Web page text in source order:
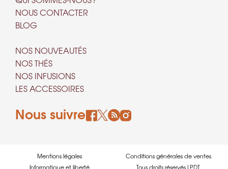
NOUS CONTACTER
BLOG
NOS NOUVEAUTÉS
NOS THÉS
NOS INFUSIONS
LES ACCESSOIRES
Nous suivre
Mentions légales
Conditions générales de ventes
Informatique et liberté
Tous droits réservés LPDT